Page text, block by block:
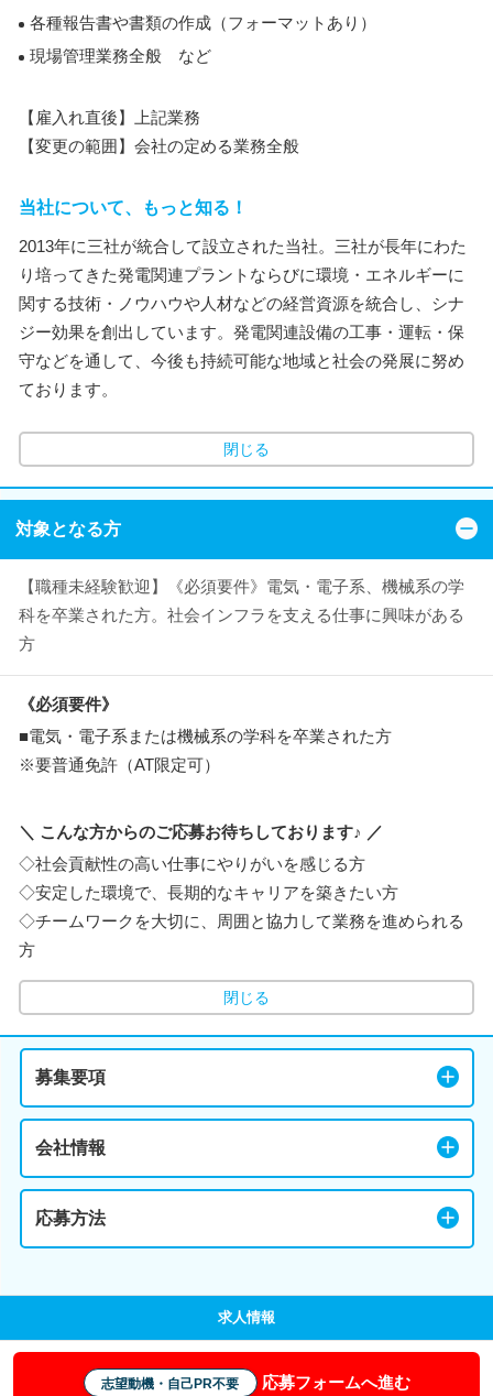
各種報告書や書類の作成（フォーマットあり）
現場管理業務全般 など
【雇入れ直後】上記業務
【変更の範囲】会社の定める業務全般
当社について、もっと知る！
2013年に三社が統合して設立された当社。三社が長年にわた
り培ってきた発電関連プラントならびに環境・エネルギーに
関する技術・ノウハウや人材などの経営資源を統合し、シナ
ジー効果を創出しています。発電関連設備の工事・運転・保
守などを通して、今後も持続可能な地域と社会の発展に努め
ております。
閉じる
対象となる方
【職種未経験歓迎】《必須要件》電気・電子系、機械系の学
科を卒業された方。社会インフラを支える仕事に興味がある
方
《必須要件》
■電気・電子系または機械系の学科を卒業された方
※要普通免許（AT限定可）
＼ こんな方からのご応募お待ちしております♪ ／
◇社会貢献性の高い仕事にやりがいを感じる方
◇安定した環境で、長期的なキャリアを築きたい方
◇チームワークを大切に、周囲と協力して業務を進められる
方
閉じる
募集要項
会社情報
応募方法
求人情報
志望動機・自己PR不要 応募フォームへ進む